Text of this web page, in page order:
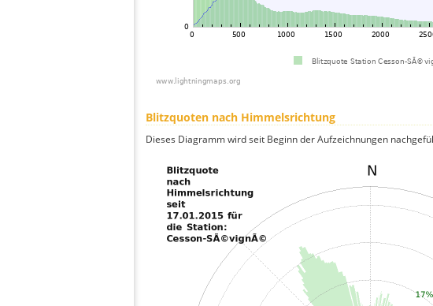
Blitzquoten nach Himmelsrichtung
Dieses Diagramm wird seit Beginn der Aufzeichnungen